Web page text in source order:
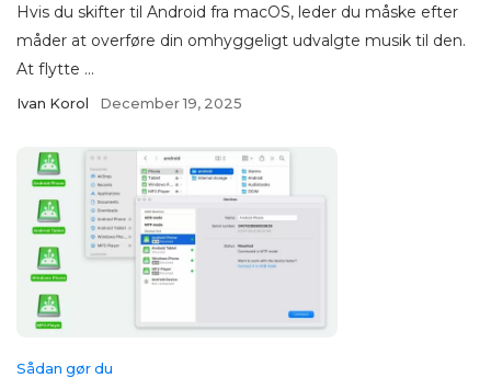
Hvis du skifter til Android fra macOS, leder du måske efter
måder at overføre din omhyggeligt udvalgte musik til den.
At flytte ...
Ivan Korol December 19, 2025
Sådan gør du